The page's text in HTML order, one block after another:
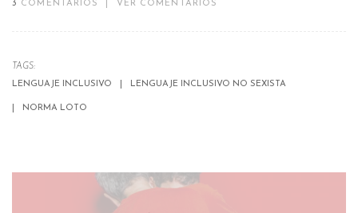
3 COMENTARIOS VER COMENTARIOS
TAGS:
LENGUAJE INCLUSIVO
LENGUAJE INCLUSIVO NO SEXISTA
NORMA LOTO